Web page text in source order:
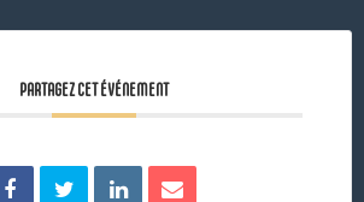
PARTAGEZ CET ÉVÉNEMENT